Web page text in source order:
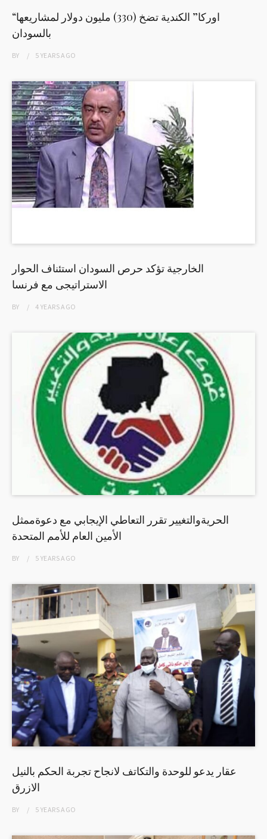
“اوركا” الكندية تضخ (330) مليون دولار لمشاريعها
بالسودان
BY 5 YEARSAGO
الخارجية تؤكد حرص السودان استئناف الحوار
الاستراتيجى مع فرنسا
BY 4 YEARSAGO
الحريةوالتغيير تقرر التعاطي الإيجابي مع دعوةممثل
الأمين العام للأمم المتحدة
BY 5 YEARSAGO
عقار يدعو للوحدة والتكاتف لانجاح تجربة الحكم بالنيل
الازرق
BY 5 YEARSAGO